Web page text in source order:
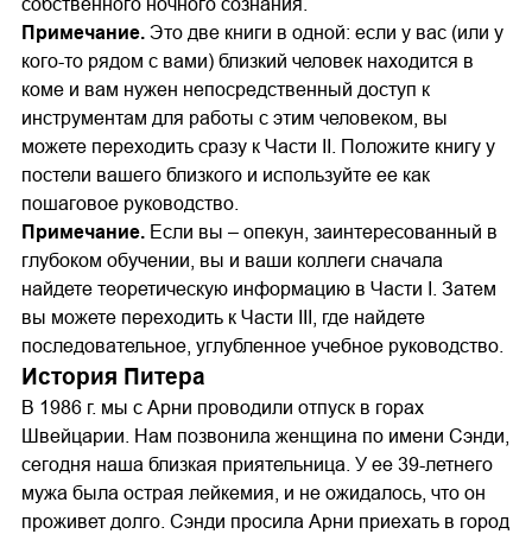
Примечание. Это две книги в одной: если у вас (или у
кого-то рядом с вами) близкий человек находится в
коме и вам нужен непосредственный доступ к
инструментам для работы с этим человеком, вы
можете переходить сразу к Части II. Положите книгу у
постели вашего близкого и используйте ее как
пошаговое руководство.
Примечание. Если вы – опекун, заинтересованный в
глубоком обучении, вы и ваши коллеги сначала
найдете теоретическую информацию в Части I. Затем
вы можете переходить к Части III, где найдете
последовательное, углубленное учебное руководство.
История Питера
В 1986 г. мы с Арни проводили отпуск в горах
Швейцарии. Нам позвонила женщина по имени Сэнди,
сегодня наша близкая приятельница. У ее 39-летнего
мужа была острая лейкемия, и не ожидалось, что он
проживет долго. Сэнди просила Арни приехать в город